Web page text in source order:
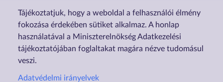
Tájékoztatjuk, hogy a weboldal a felhasználói élmény
fokozása érdekében sütiket alkalmaz. A honlap
használatával a Miniszterelnökség Adatkezelési
tájékoztatójában foglaltakat magára nézve tudomásul
veszi.
Adatvédelmi irányelvek
Nyilatkozat